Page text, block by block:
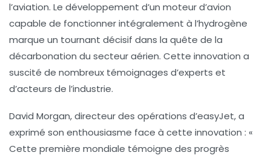
l’aviation. Le développement d’un moteur d’avion
capable de fonctionner intégralement à l’hydrogène
marque un tournant décisif dans la quête de la
décarbonation du secteur aérien. Cette innovation a
suscité de nombreux témoignages d’experts et
d’acteurs de l’industrie.
David Morgan, directeur des opérations d’easyJet, a
exprimé son enthousiasme face à cette innovation : «
Cette première mondiale témoigne des progrès